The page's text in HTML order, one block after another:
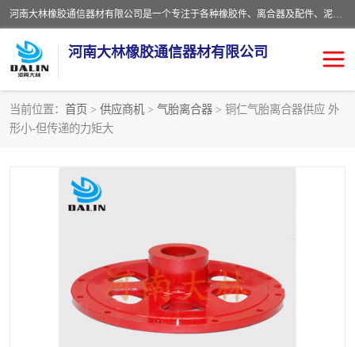
河南大林橡胶通信器材有限公司是一个专注于各种橡胶件、离合器及配件、泥浆泵及配件等产品设计制造和加工的企业。产品应用于矿山、冶金、石油、钢铁、化工、水泥、船舶、造纸、通用机械等各种大功率机械传动或制动装置。
河南大林橡胶通信器材有限公司
当前位置： 首页 > 供应商机 > 气胎离合器 > 铜仁气胎离合器供应 外
形小-但传递的力矩大
推盘离合器
VC离合器
PO隔膜离合器
气动元件
DY隔膜式离合器 CB离合器
实芯轮胎